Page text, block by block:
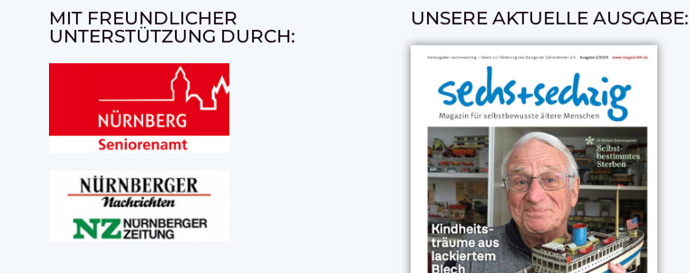
MIT FREUNDLICHER
UNTERSTÜTZUNG DURCH:
UNSERE AKTUELLE AUSGABE: